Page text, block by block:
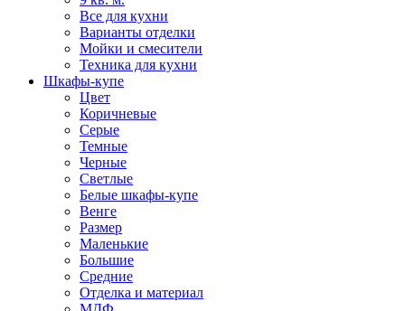
Все для кухни
Варианты отделки
Мойки и смесители
Техника для кухни
Шкафы-купе
Цвет
Коричневые
Серые
Темные
Черные
Светлые
Белые шкафы-купе
Венге
Размер
Маленькие
Большие
Средние
Отделка и материал